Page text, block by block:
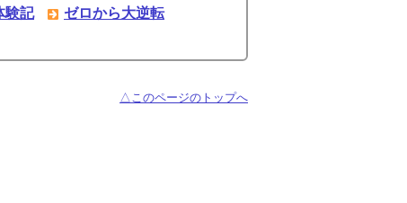
験記
ゼロから大逆転
△このページのトップへ